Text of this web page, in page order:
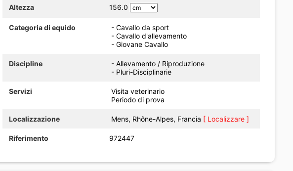
Altezza 156.0
Categoria di equido
- Cavallo da sport
- Cavallo d'allevamento
- Giovane Cavallo
Discipline
- Allevamento / Riproduzione
- Pluri-Disciplinarie
Servizi
Visita veterinario
Periodo di prova
Localizzazione Mens, Rhône-Alpes, Francia [ Localizzare ]
Riferimento 972447